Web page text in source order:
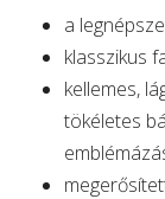
a
klasszikus
kellemes,
tökéletes